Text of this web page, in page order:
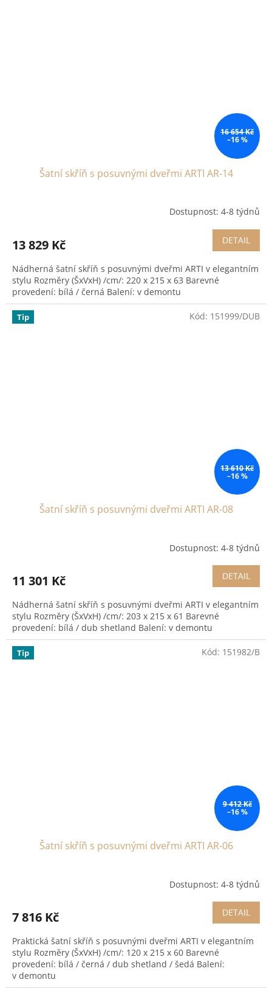
16 654 Kč
–16 %
Šatní skříň s posuvnými dveřmi ARTI AR-14
Dostupnost: 4-8 týdnů
13 829 Kč DETAIL
Nádherná šatní skříň s posuvnými dveřmi ARTI v elegantním
stylu Rozměry (ŠxVxH) /cm/: 220 x 215 x 63 Barevné
provedení: bílá / černá Balení: v demontu
Tip
13 610 Kč
–16 %
Šatní skříň s posuvnými dveřmi ARTI AR-08
Dostupnost: 4-8 týdnů
11 301 Kč DETAIL
Nádherná šatní skříň s posuvnými dveřmi ARTI v elegantním
stylu Rozměry (ŠxVxH) /cm/: 203 x 215 x 61 Barevné
provedení: bílá / dub shetland Balení: v demontu
Kód: 151999/DUB
Tip
9 412 Kč
–16 %
Šatní skříň s posuvnými dveřmi ARTI AR-06
Dostupnost: 4-8 týdnů
7 816 Kč DETAIL
Praktická šatní skříň s posuvnými dveřmi ARTI v elegantním
stylu Rozměry (ŠxVxH) /cm/: 120 x 215 x 60 Barevné
provedení: bílá / černá / dub shetland / šedá Balení:
v demontu
Kód: 151982/B